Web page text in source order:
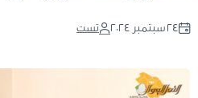
٢٤ سبتمبر ٢٠٢٤ تست